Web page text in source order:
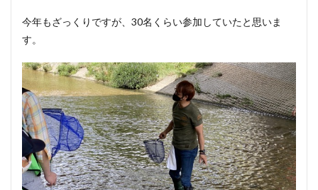
今年もざっくりですが、30名くらい参加していたと思いま
す。